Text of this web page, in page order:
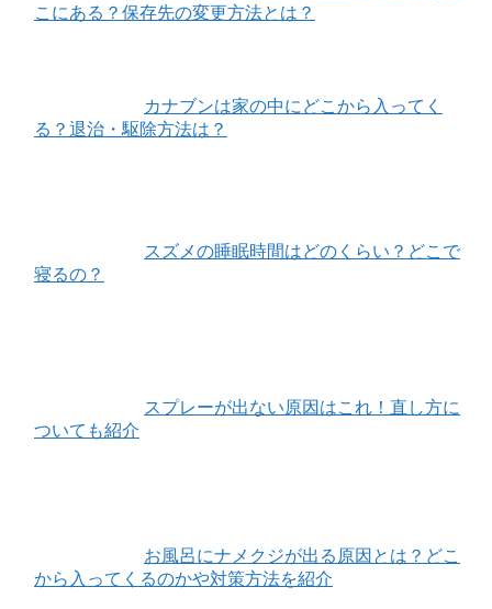
こにある？保存先の変更方法とは？
カナブンは家の中にどこから入ってく
る？退治・駆除方法は？
スズメの睡眠時間はどのくらい？どこで
寝るの？
スプレーが出ない原因はこれ！直し方に
ついても紹介
お風呂にナメクジが出る原因とは？どこ
から入ってくるのかや対策方法を紹介